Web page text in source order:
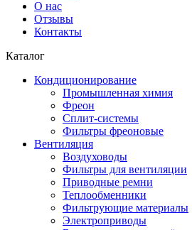
О нас
Отзывы
Контакты
Каталог
Кондиционирование
Промышленная химия
Фреон
Сплит-системы
Фильтры фреоновые
Вентиляция
Воздуховоды
Фильтры для вентиляции
Приводные ремни
Теплообменники
Фильтрующие материалы
Электроприводы